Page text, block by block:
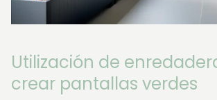
Utilización de
crear pantallas verdes